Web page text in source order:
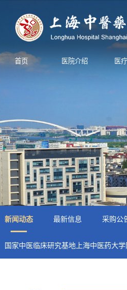
首页 医院介绍 医
新闻动态 最新信息 采购公
国家中医临床研究基地上海中医药大